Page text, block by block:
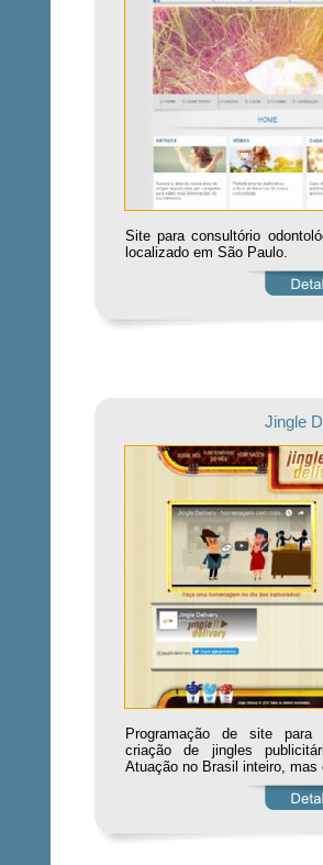
Site para consultório
localizado em São Paulo.
Jingle
Programação de site para
criação de jingles
Atuação no Brasil inteiro,